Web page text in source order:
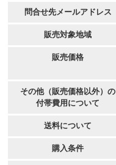
問合せ先メールアドレス
販売対象地域
販売価格
その他（販売価格以外）の
付帯費用について
送料について
購入条件